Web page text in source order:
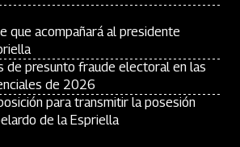
que acompañará al presidente
de presunto fraude electoral en las
de 2026
para transmitir la posesión
de la Espriella